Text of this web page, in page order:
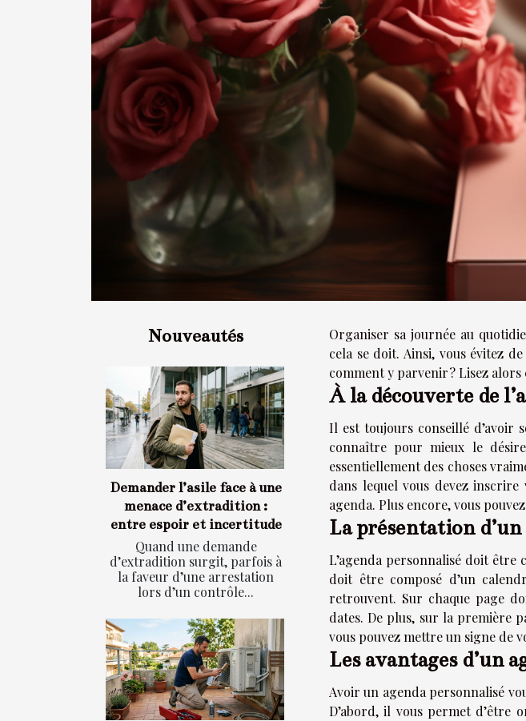
Nouveautés
Demander l’asile face à une
menace d’extradition :
entre espoir et incertitude
Quand une demande
d’extradition surgit, parfois à
la faveur d’une arrestation
lors d’un contrôle...
Organiser sa journée au
cela se doit. Ainsi, vous évitez
comment y parvenir ? Lisez
À la découverte de
Il est toujours conseillé d’avoir
connaître pour mieux le
essentiellement des choses
dans lequel vous devez
agenda. Plus encore, vous
La présentation
L’agenda personnalisé doit
doit être composé d’un
retrouvent. Sur chaque page
dates. De plus, sur la première
vous pouvez mettre un signe de
Les avantages d’un
Avoir un agenda personnalisé
D’abord, il vous permet d’être